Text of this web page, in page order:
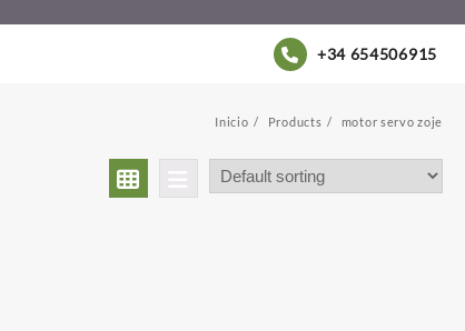
+34 654506915
Inicio Products motor servo zoje